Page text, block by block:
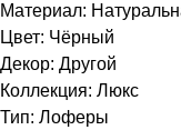
Материал:
Цвет: Чёрный
Декор: Другой
Коллекция: Люкс
Тип: Лоферы